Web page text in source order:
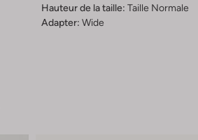
Hauteur de la taille: Taille Normale
Adapter: Wide